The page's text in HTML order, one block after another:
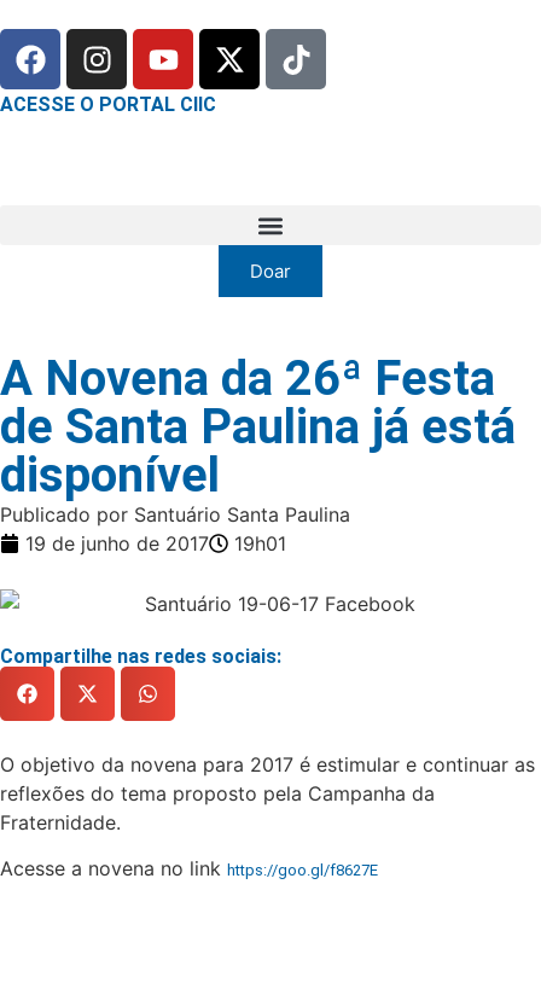
ACESSE O PORTAL CIIC
Doar
A Novena da 26ª Festa
de Santa Paulina já está
disponível
Publicado por Santuário Santa Paulina
19 de junho de 2017
19h01
Compartilhe nas redes sociais:
O objetivo da novena para 2017 é estimular e continuar as
reflexões do tema proposto pela Campanha da
Fraternidade.
Acesse a novena no link https://goo.gl/f8627E